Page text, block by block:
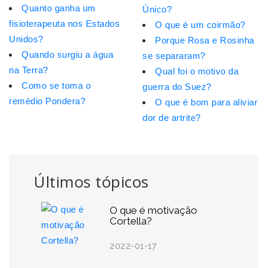
Últimos tópicos
O que é motivação
Cortella?
2022-01-17
Quanto ganha um
fisioterapeuta nos Estados
Unidos?
Quando surgiu a água
na Terra?
Como se toma o
remédio Pondera?
Único?
O que é um coirmão?
Porque Rosa e Rosinha
se separaram?
Qual foi o motivo da
guerra do Suez?
O que é bom para aliviar
dor de artrite?